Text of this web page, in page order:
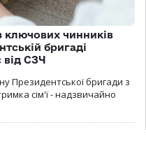
ключових чинників
бригаді
від СЗЧ
Президентської бригади з
сім'ї - надзвичайно